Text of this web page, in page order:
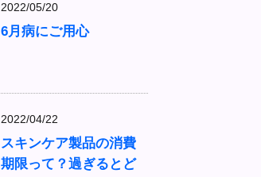
2022/05/20
6月病にご用心
2022/04/22
スキンケア製品の消費
期限って？過ぎるとど